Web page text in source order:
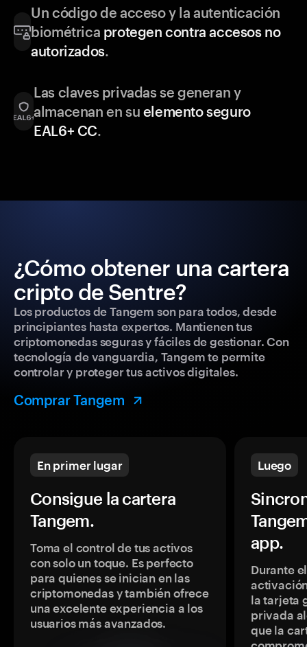
Un código de acceso y la autenticación
biométrica protegen contra accesos no
autorizados.
Las claves privadas se generan y
almacenan en su elemento seguro
EAL6+ CC.
¿Cómo obtener una cartera
cripto de Sentre?
Los productos de Tangem son para todos, desde
principiantes hasta expertos. Mantienen tus
criptomonedas seguras y fáciles de gestionar. Con
tecnología de vanguardia, Tangem te permite
controlar y proteger tus activos digitales.
Comprar Tangem
En primer lugar
Consigue la cartera
Tangem.
Toma el control de tus activos
con solo un toque. Es perfecto
para quienes se inician en las
criptomonedas y también ofrece
una excelente experiencia a los
usuarios más avanzados.
Luego
app.
Durante
la tarjeta
privada
que la